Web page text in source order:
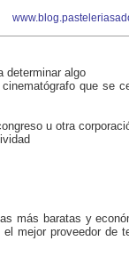
determinar algo
que se
u otra
más baratas y
mejor proveedor de